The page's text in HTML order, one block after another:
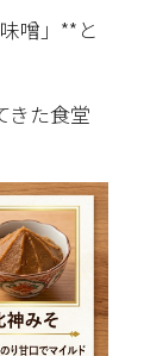
噌」**と
きた食堂